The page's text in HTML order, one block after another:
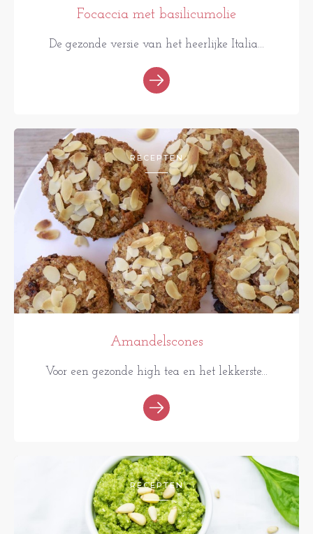
Focaccia met basilicumolie
De gezonde versie van het heerlijke Italia...
RECEPTEN
Amandelscones
Voor een gezonde high tea en het lekkerste...
RECEPTEN